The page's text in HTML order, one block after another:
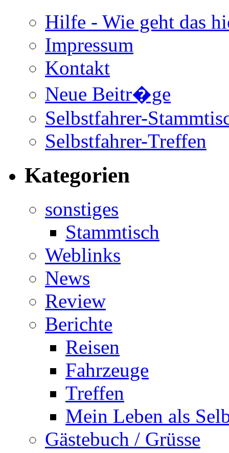
Hilfe - Wie geht das
Impressum
Kontakt
Neue Beitr�ge
Selbstfahrer-
Selbstfahrer-Treffen
Kategorien
sonstiges
Stammtisch
Weblinks
News
Review
Berichte
Reisen
Fahrzeuge
Treffen
Mein Leben als
Gästebuch / Grüsse